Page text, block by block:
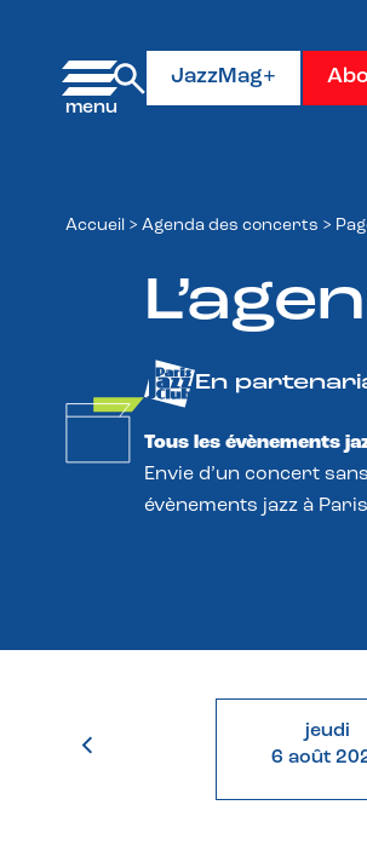
JazzMag+
Accueil > Agenda des concerts >
En
Tous les évènements
Envie d’un concert
évènements jazz à
jeudi
6 août